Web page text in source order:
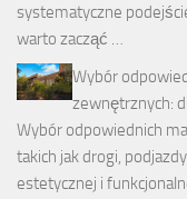
systematyczne
warto zacząć …
Wybór
zewnętrznych:
Wybór odpowiednich
takich jak drogi,
estetycznej i